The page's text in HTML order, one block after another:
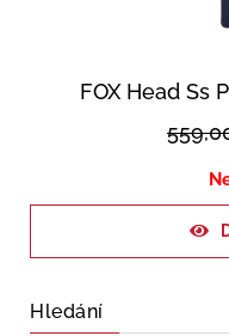
FOX Head Ss
Hledání